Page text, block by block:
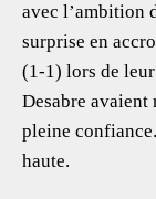
avec l’ambition
surprise en
(1-1) lors de leur
Desabre avaient
pleine
haute.